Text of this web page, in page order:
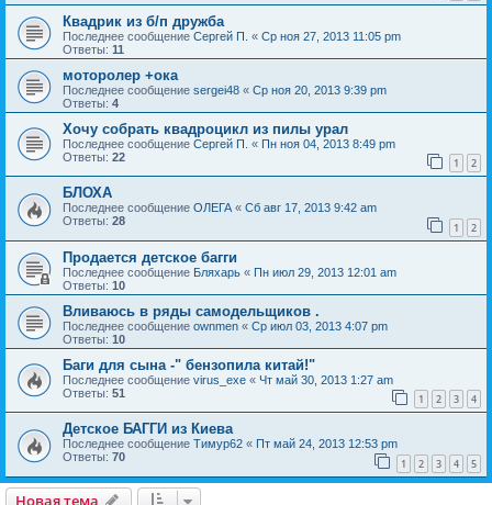
Квадрик из б/п дружба
Последнее сообщение Сергей П. « Ср ноя 27, 2013 11:05 pm
Ответы: 11
моторолер +ока
Последнее сообщение sergei48 « Ср ноя 20, 2013 9:39 pm
Ответы: 4
Хочу собрать квадроцикл из пилы урал
Последнее сообщение Сергей П. « Пн ноя 04, 2013 8:49 pm
Ответы: 22 1 2
БЛОХА
Последнее сообщение ОЛЕГА « Сб авг 17, 2013 9:42 am
Ответы: 28 1 2
Продается детское багги
Последнее сообщение Бляхарь « Пн июл 29, 2013 12:01 am
Ответы: 10
Вливаюсь в ряды самодельщиков .
Последнее сообщение ownmen « Ср июл 03, 2013 4:07 pm
Ответы: 10
Баги для сына -" бензопила китай!"
Последнее сообщение virus_exe « Чт май 30, 2013 1:27 am
Ответы: 51 1 2 3 4
Детское БАГГИ из Киева
Последнее сообщение Тимур62 « Пт май 24, 2013 12:53 pm
Ответы: 70 1 2 3 4 5
Новая тема